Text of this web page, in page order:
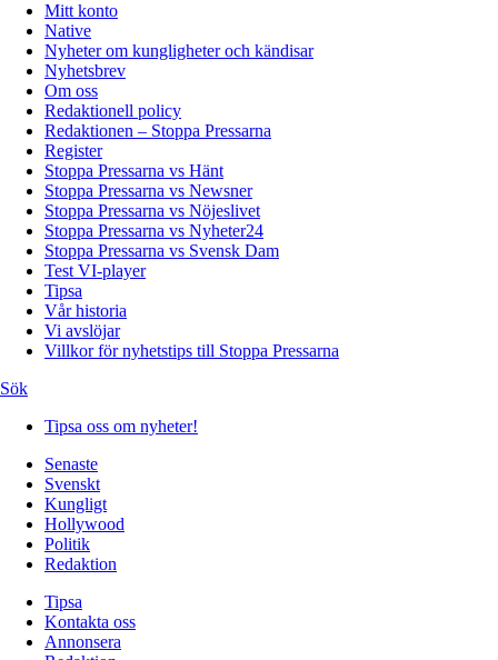
Mitt konto
Native
Nyheter om kungligheter och kändisar
Nyhetsbrev
Om oss
Redaktionell policy
Redaktionen – Stoppa Pressarna
Register
Stoppa Pressarna vs Hänt
Stoppa Pressarna vs Newsner
Stoppa Pressarna vs Nöjeslivet
Stoppa Pressarna vs Nyheter24
Stoppa Pressarna vs Svensk Dam
Test VI-player
Tipsa
Vår historia
Vi avslöjar
Villkor för nyhetstips till Stoppa Pressarna
Sök
Tipsa oss om nyheter!
Senaste
Svenskt
Kungligt
Hollywood
Politik
Redaktion
Tipsa
Kontakta oss
Annonsera